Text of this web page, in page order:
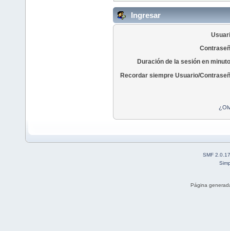
Ingresar
Duración de la sesión en
Recordar siempre Usuario/
SMF 2.0.17
Página